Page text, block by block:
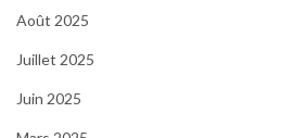
Août 2025
Juillet 2025
Juin 2025